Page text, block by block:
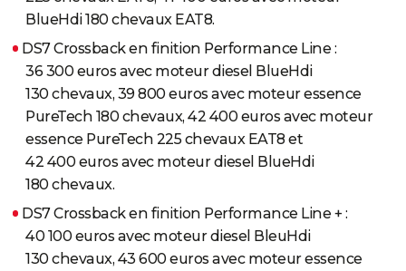
BlueHdi 180 chevaux EAT8.
DS7 Crossback en finition Performance Line :
36 300 euros avec moteur diesel BlueHdi
130 chevaux, 39 800 euros avec moteur essence
PureTech 180 chevaux, 42 400 euros avec moteur
essence PureTech 225 chevaux EAT8 et
42 400 euros avec moteur diesel BlueHdi
180 chevaux.
DS7 Crossback en finition Performance Line + :
40 100 euros avec moteur diesel BleuHdi
130 chevaux, 43 600 euros avec moteur essence